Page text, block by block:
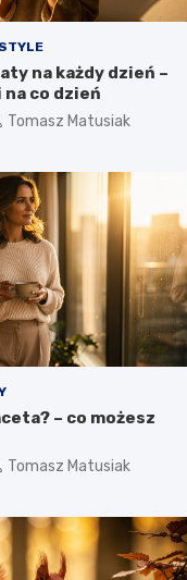
na każdy dzień –
co dzień
Tomasz Matusiak
– co możesz
Tomasz Matusiak